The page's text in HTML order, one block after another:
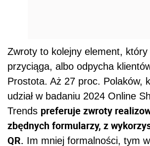
Zwroty to kolejny element, który
przyciąga, albo odpycha
Prostota. Aż 27 proc. Polaków,
udział w badaniu 2024 Online
Trends preferuje zwroty
zbędnych formularzy, z
QR. Im mniej formalności, tym